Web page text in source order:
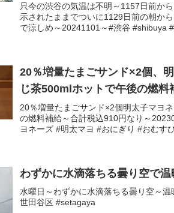
只今の渋谷の気温は不明～1157日前か
示されたままでついに1129日前の朝か
で涼しめ～20241101～#渋谷 #shibuya
20％増量たまごサンド×2個、
じ茶500mlホットで午後の燃料
20％増量たまごサンド×2個明太子マヨ
の燃料補給～合計税込910円なり～
ヨネーズ #明太マヨ #おにぎり #おむすび
わずかに水滴落ちる曇り空で温
水曜日～わずかに水滴落ちる曇り空～
世田谷区 #setagaya